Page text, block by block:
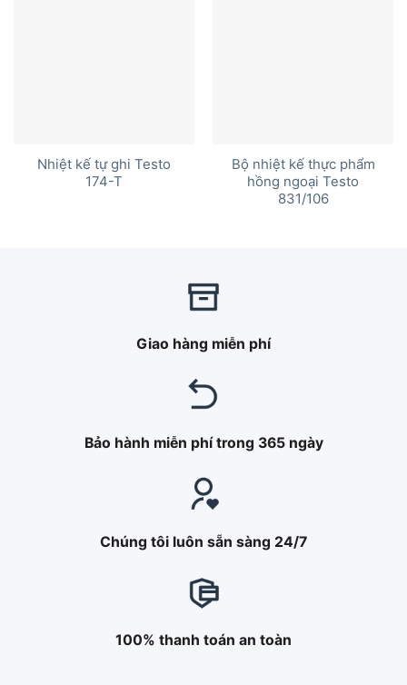
Nhiệt kế tự ghi Testo
174-T
Bộ nhiệt kế thực phẩm
hồng ngoại Testo
831/106
Giao hàng miễn phí
Bảo hành miễn phí trong 365 ngày
Chúng tôi luôn sẵn sàng 24/7
100% thanh toán an toàn